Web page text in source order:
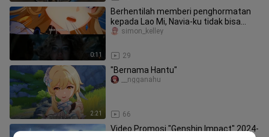
0:11
Berhentilah memberi penghormatan
kepada Lao Mi, Navia-ku tidak bisa
makan dengan pisau
29
simon_kelley
2:21
"Bernama Hantu"
66
__ngganahu
Video Promosi "Genshin Impact" 2024-